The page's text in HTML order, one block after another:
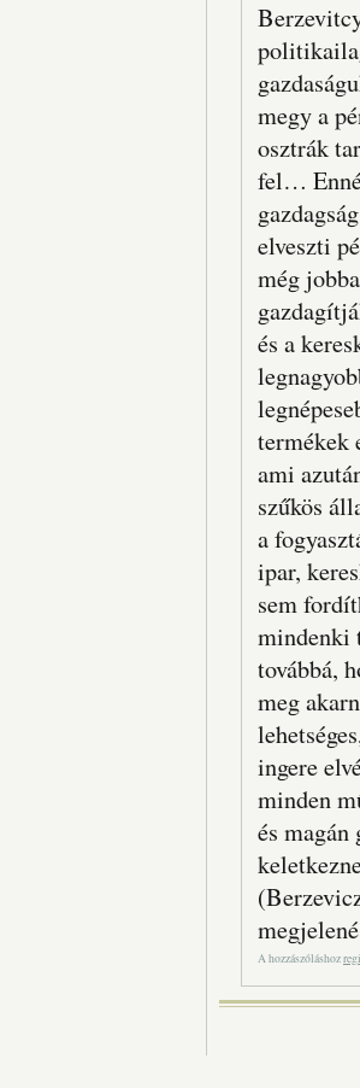
megy a
osztrák
fel…
elveszti
még
és a
termékek
ami
szűkös
a
ipar,
sem
mindenki
továbbá,
meg
ingere
minden
és magán
A hozzászóláshoz